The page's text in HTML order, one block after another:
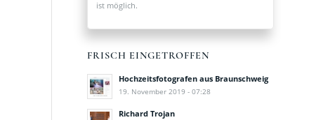
ist möglich.
FRISCH EINGETROFFEN
Hochzeitsfotografen aus Braunschweig
19. November 2019 - 07:28
Richard Trojan